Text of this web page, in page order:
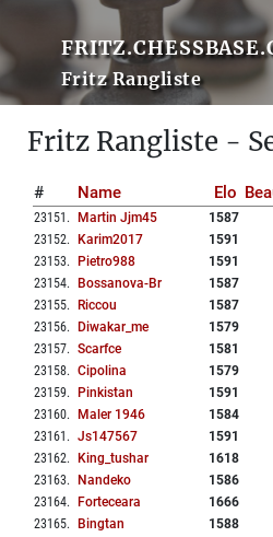
Fritz Rangliste
Fritz Rangliste -
# Name Elo
23151 . Martin Jjm45 1587
23152. Karim2017 1591
23153. Pietro988 1591
23154. Bossanova-Br 1587
23155. Riccou 1587
23156. Diwakar_me 1579
23157. Scarfce 1581
23158. Cipolina 1579
23159. Pinkistan 1591
23160. Maler 1946 1584
23161 . Js147567 1591
23162. King_tushar 1618
23163. Nandeko 1586
23164. Forteceara 1666
23165. Bingtan 1588